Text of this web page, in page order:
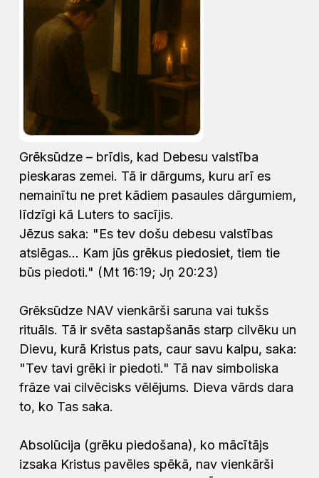
Grēksūdze – brīdis, kad Debesu valstība
pieskaras zemei. Tā ir dārgums, kuru arī es
nemainītu ne pret kādiem pasaules dārgumiem,
līdzīgi kā Luters to sacījis.
Jēzus saka: "Es tev došu debesu valstības
atslēgas... Kam jūs grēkus piedosiet, tiem tie
būs piedoti." (Mt 16:19; Jņ 20:23)
Grēksūdze NAV vienkārši saruna vai tukšs
rituāls. Tā ir svēta sastapšanās starp cilvēku un
Dievu, kurā Kristus pats, caur savu kalpu, saka:
"Tev tavi grēki ir piedoti." Tā nav simboliska
frāze vai cilvēcisks vēlējums. Dieva vārds dara
to, ko Tas saka.
Absolūcija (grēku piedošana), ko mācītājs
izsaka Kristus pavēles spēkā, nav vienkārši